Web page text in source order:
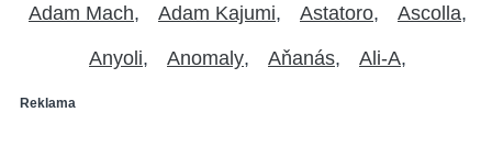
Adam Mach Adam Kajumi Astatoro Ascolla
Anyoli Anomaly Aňanás Ali-A
Reklama